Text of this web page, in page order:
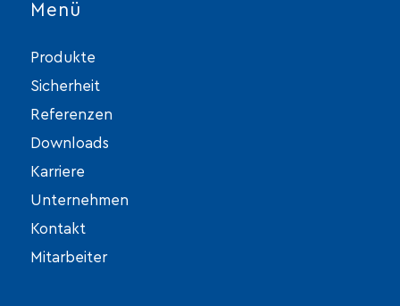
Menü
Produkte
Sicherheit
Referenzen
Downloads
Karriere
Unternehmen
Kontakt
Mitarbeiter